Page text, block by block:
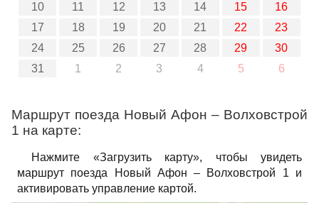
10
11 12 13 14 15
16
17
18 19 20 21 22
23
24
25 26 27 28 29
30
31
1 2 3 4 5 6
Маршрут поезда Новый Афон – Волховстрой
1 на карте:
Нажмите «Загрузить карту», чтобы увидеть
маршрут поезда Новый Афон – Волховстрой 1 и
активировать управление картой.